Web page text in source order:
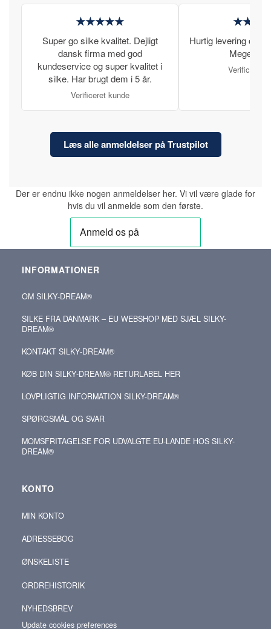
★★★★★
Super go silke kvalitet. Dejligt
dansk firma med god
kundeservice og super kvalitet i
silke. Har brugt dem i 5 år.
Verificeret kunde
Hurtig levering og
Meget
Verificeret
Læs alle anmeldelser på Trustpilot
Der er endnu ikke nogen anmeldelser her. Vi vil være glade for
hvis du vil anmelde som den første.
INFORMATIONER
OM SILKY‑DREAM®
SILKE FRA DANMARK – EU WEBSHOP MED SJÆL SILKY-
DREAM®
KONTAKT SILKY‑DREAM®
KØB DIN SILKY‑DREAM® RETURLABEL HER
LOVPLIGTIG INFORMATION SILKY-DREAM®
SPØRGSMÅL OG SVAR
MOMSFRITAGELSE FOR UDVALGTE EU-LANDE HOS SILKY-
DREAM®
KONTO
MIN KONTO
ADRESSEBOG
ØNSKELISTE
ORDREHISTORIK
NYHEDSBREV
Update cookies preferences